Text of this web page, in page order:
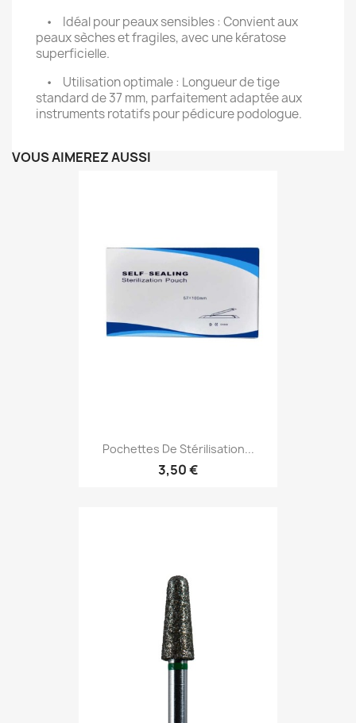
• Idéal pour peaux sensibles : Convient aux
peaux sèches et fragiles, avec une kératose
superficielle.
• Utilisation optimale : Longueur de tige
standard de 37 mm, parfaitement adaptée aux
instruments rotatifs pour pédicure podologue.
VOUS AIMEREZ AUSSI
Pochettes De Stérilisation...
3,50 €